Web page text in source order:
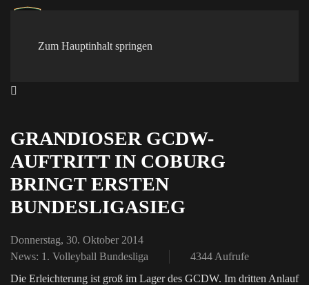
Zum Hauptinhalt springen
GRANDIOSER GCDW-
AUFTRITT IN COBURG
BRINGT ERSTEN
BUNDESLIGASIEG
Donnerstag, 30. Oktober 2014
News: 1. Volleyball Bundesliga
4344 Aufrufe
Die Erleichterung ist groß im Lager des GCDW. Im dritten Anlauf